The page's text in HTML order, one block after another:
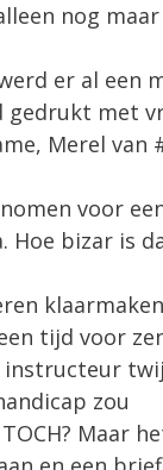
nog
er al een
gedrukt met
Merel van
voor
Hoe bizar is
tijd voor
instructeur
zou
TOCH? Maar